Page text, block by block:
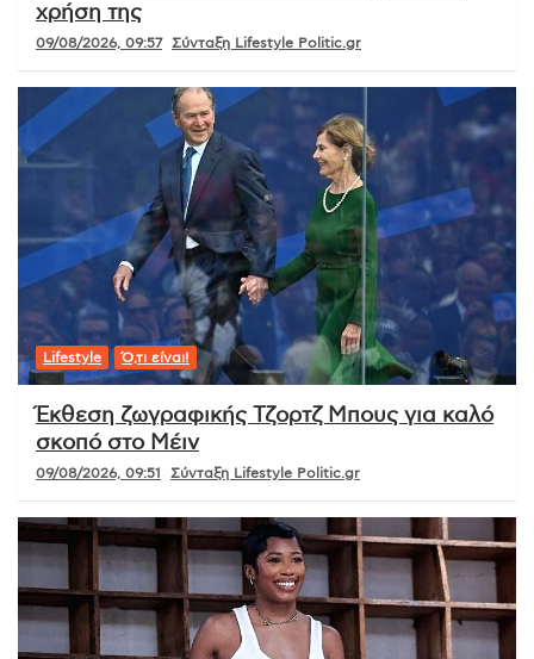
χρήση της
09/08/2026, 09:57 Σύνταξη Lifestyle Politic.gr
Lifestyle Ό,τι είναι!
Έκθεση ζωγραφικής Τζορτζ Μπους για καλό
σκοπό στο Μέιν
09/08/2026, 09:51 Σύνταξη Lifestyle Politic.gr